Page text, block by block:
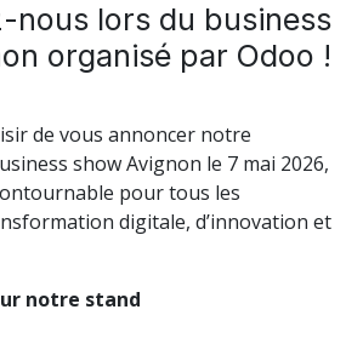
nous lors du business
organisé par Odoo !
de vous annoncer notre
show Avignon le 7 mai 2026,
pour tous les
digitale, d’innovation et
notre stand